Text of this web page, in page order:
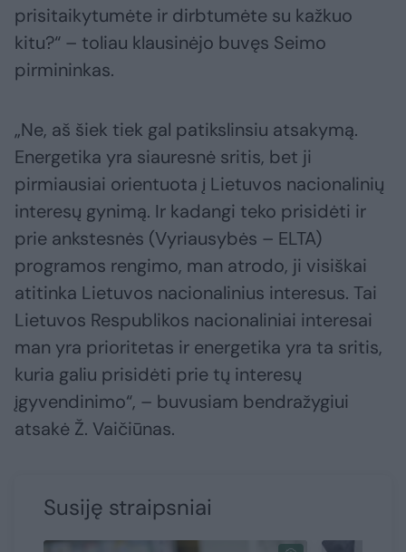
prisitaikytumėte ir dirbtumėte su kažkuo
kitu?“ – toliau klausinėjo buvęs Seimo
pirmininkas.
„Ne, aš šiek tiek gal patikslinsiu atsakymą.
Energetika yra siauresnė sritis, bet ji
pirmiausiai orientuota į Lietuvos nacionalinių
interesų gynimą. Ir kadangi teko prisidėti ir
prie ankstesnės (Vyriausybės – ELTA)
programos rengimo, man atrodo, ji visiškai
atitinka Lietuvos nacionalinius interesus. Tai
Lietuvos Respublikos nacionaliniai interesai
man yra prioritetas ir energetika yra ta sritis,
kuria galiu prisidėti prie tų interesų
įgyvendinimo“, – buvusiam bendražygiui
atsakė Ž. Vaičiūnas.
Susiję straipsniai